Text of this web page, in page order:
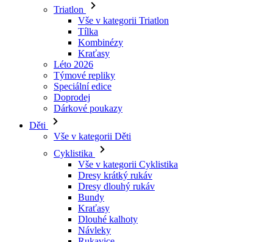
Léto 2026
Týmové repliky
Speciální edice
Doprodej
Dárkové poukazy
Děti
Vše v kategorii Děti
Cyklistika
Vše v kategorii Cyklistika
Dresy dlouhý rukáv
Bundy
Kraťasy
Dlouhé kalhoty
Návleky
Rukavice
Léto 2026
Týmové repliky
Doprodej
Speciální edice